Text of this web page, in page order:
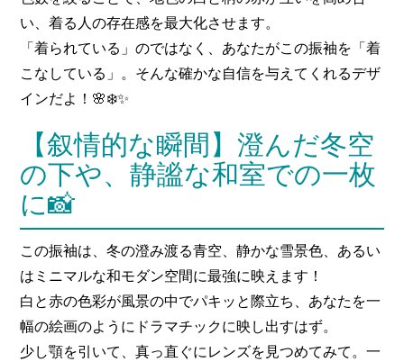
い、着る人の存在感を最大化させます。
「着られている」のではなく、あなたがこの振袖を「着
こなしている」。そんな確かな自信を与えてくれるデザ
インだよ！🌸❄️✨
【叙情的な瞬間】澄んだ冬空
の下や、静謐な和室での一枚
に📸
この振袖は、冬の澄み渡る青空、静かな雪景色、あるい
はミニマルな和モダン空間に最強に映えます！
白と赤の色彩が風景の中でパキッと際立ち、あなたを一
幅の絵画のようにドラマチックに映し出すはず。
少し顎を引いて、真っ直ぐにレンズを見つめてみて。一